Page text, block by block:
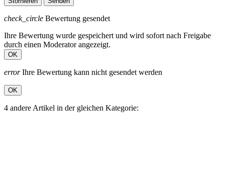
check_circle Bewertung gesendet
Ihre Bewertung wurde gespeichert und wird sofort nach Freigabe
durch einen Moderator angezeigt.
OK
errorIhre Bewertung kann nicht gesendet werden
OK
4 andere Artikel in der gleichen Kategorie: